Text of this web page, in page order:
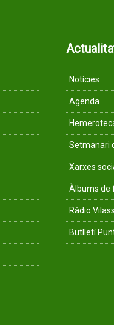
Notícies
Agenda
Setmanari
Xarxes
Àlbums de
Ràdio
Butlletí